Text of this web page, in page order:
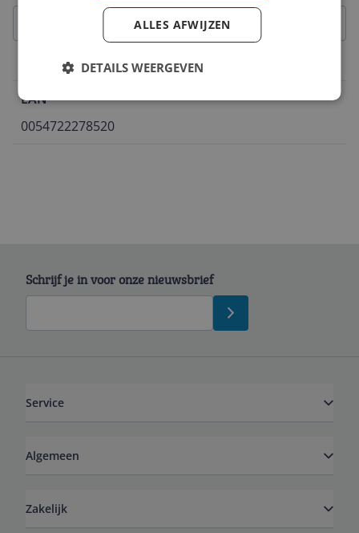
Belangrijkste kenmerken
EAN
0054722278520
Schrijf je in voor onze nieuwsbrief
Service
Algemeen
Zakelijk
ALLES AFWIJZEN
DETAILS WEERGEVEN